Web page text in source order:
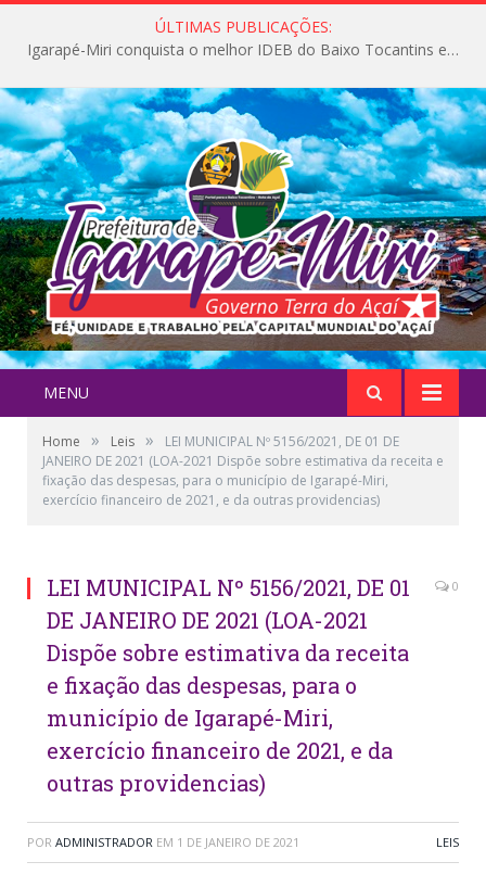
ÚLTIMAS PUBLICAÇÕES:
Igarapé-Miri conquista o melhor IDEB do Baixo Tocantins e avança na qualidade da educação pública
MENU
Home » Leis »
LEI MUNICIPAL Nº 5156/2021, DE 01 DE
JANEIRO DE 2021 (LOA-2021 Dispõe sobre estimativa da receita e
fixação das despesas, para o município de Igarapé-Miri,
exercício financeiro de 2021, e da outras providencias)
LEI MUNICIPAL Nº 5156/2021, DE 01
DE JANEIRO DE 2021 (LOA-2021
Dispõe sobre estimativa da receita
e fixação das despesas, para o
município de Igarapé-Miri,
exercício financeiro de 2021, e da
outras providencias)
0
POR ADMINISTRADOR EM 1 DE JANEIRO DE 2021 LEIS